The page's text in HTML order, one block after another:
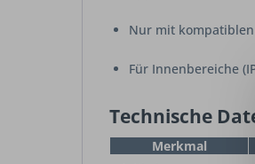
Nur mit
Für Innenbereiche
Technische
Merkmal